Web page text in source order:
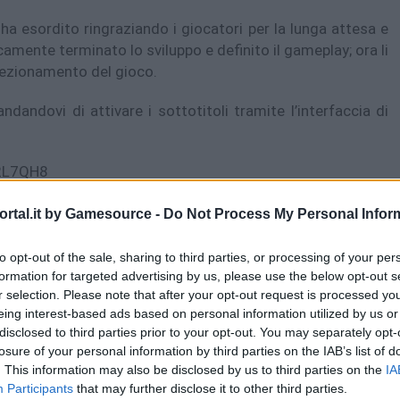
by Gamesource - Do Not Process My Personal
opt-out of the sale, sharing to third parties, or processing of your
for targeted advertising by us, please use the below opt-out
selection. Please note that after your opt-out request is processed
interest-based ads based on personal information utilized by us
to third parties prior to your opt-out. You may separately
of your personal information by third parties on the IAB’s list of
This information may also be disclosed by us to third parties on the
Participants that may further disclose it to other third parties.
esordito ringraziando i giocatori per la lunga attesa e
terminato lo sviluppo e definito il gameplay; ora li
del gioco.
di attivare i sottotitoli tramite l’interfaccia di
rivelati dettagli sulla release occidentale, ma Hashino
prossimamente. A questo punto ci aspettiamo una
che si terrà dal 14 al 16 giugno, dovePersona 5